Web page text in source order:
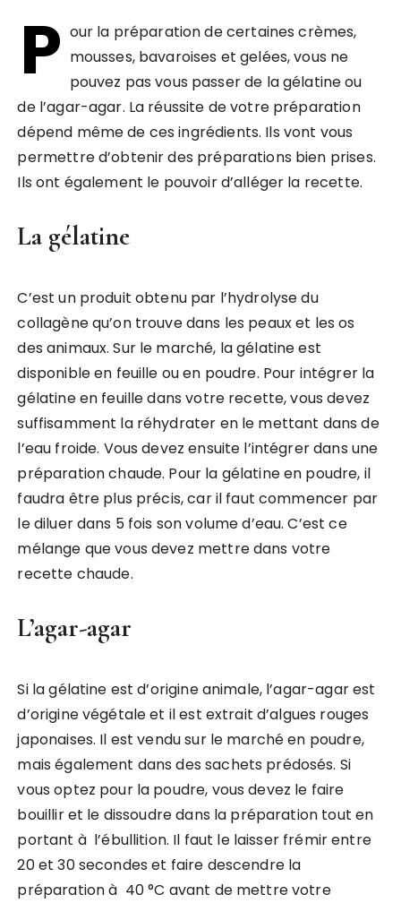
P our la préparation de certaines crèmes,
mousses, bavaroises et gelées, vous ne
pouvez pas vous passer de la gélatine ou
de l’agar-agar. La réussite de votre préparation
dépend même de ces ingrédients. Ils vont vous
permettre d’obtenir des préparations bien prises.
Ils ont également le pouvoir d’alléger la recette.
La gélatine
C’est un produit obtenu par l’hydrolyse du
collagène qu’on trouve dans les peaux et les os
des animaux. Sur le marché, la gélatine est
disponible en feuille ou en poudre. Pour intégrer la
gélatine en feuille dans votre recette, vous devez
suffisamment la réhydrater en le mettant dans de
l’eau froide. Vous devez ensuite l’intégrer dans une
préparation chaude. Pour la gélatine en poudre, il
faudra être plus précis, car il faut commencer par
le diluer dans 5 fois son volume d’eau. C’est ce
mélange que vous devez mettre dans votre
recette chaude.
L’agar-agar
Si la gélatine est d’origine animale, l’agar-agar est
d’origine végétale et il est extrait d’algues rouges
japonaises. Il est vendu sur le marché en poudre,
mais également dans des sachets prédosés. Si
vous optez pour la poudre, vous devez le faire
bouillir et le dissoudre dans la préparation tout en
portant à l’ébullition. Il faut le laisser frémir entre
20 et 30 secondes et faire descendre la
préparation à 40 °C avant de mettre votre